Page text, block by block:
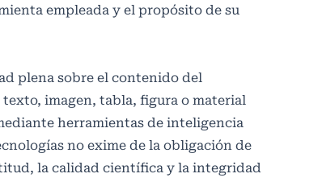
empleada y el propósito de su
plena sobre el contenido del
imagen, tabla, figura o material
herramientas de inteligencia
no exime de la obligación de
la calidad científica y la integridad